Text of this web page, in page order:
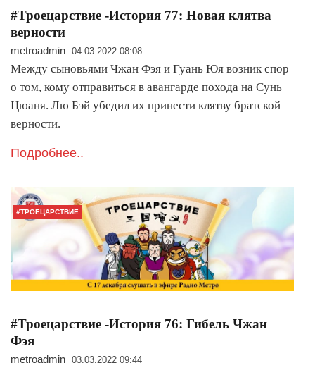
#Троецарствие -История 77: Новая клятва
верности
metroadmin 04.03.2022 08:08
Между сыновьями Чжан Фэя и Гуань Юя возник спор
о том, кому отправиться в авангарде похода на Сунь
Цюаня. Лю Бэй убедил их принести клятву братской
верности.
Подробнее..
#ТРОЕЦАРСТВИЕ
#Троецарствие -История 76: Гибель Чжан
Фэя
metroadmin 03.03.2022 09:44